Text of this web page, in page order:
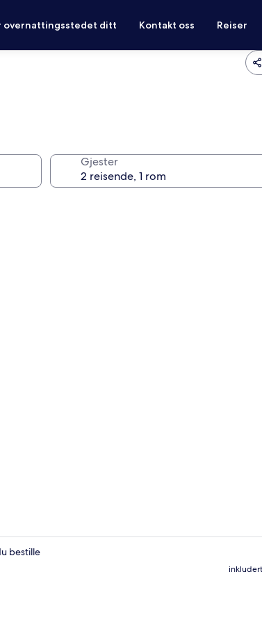
overnattingsstedet ditt Kontakt oss Reiser
Gjester
Safe på rommet, skrivebord, blendingsgardiner og
bestille